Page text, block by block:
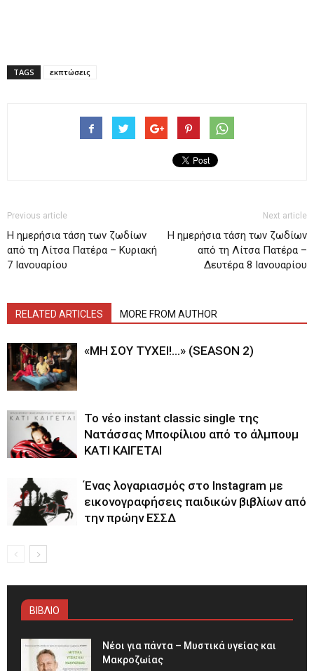
TAGS εκπτώσεις
Previous article
H ημερήσια τάση των ζωδίων
από τη Λίτσα Πατέρα – Κυριακή
7 Ιανουαρίου
Next article
H ημερήσια τάση των ζωδίων
από τη Λίτσα Πατέρα –
Δευτέρα 8 Ιανουαρίου
RELATED ARTICLES MORE FROM AUTHOR
«ΜΗ ΣΟΥ ΤΥΧΕΙ!…» (SEASON 2)
Το νέο instant classic single της
Νατάσσας Μποφίλιου από το άλμπουμ
ΚΑΤΙ ΚΑΙΓΕΤΑΙ
Ένας λογαριασμός στο Instagram με
εικονογραφήσεις παιδικών βιβλίων από
την πρώην ΕΣΣΔ
ΒΙΒΛΙΟ
Νέοι για πάντα – Μυστικά υγείας και
Μακροζωίας